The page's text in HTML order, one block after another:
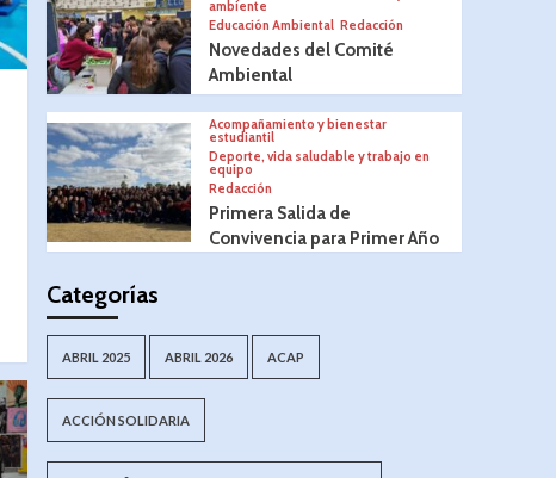
ambiente
Educación Ambiental Redacción
Novedades del Comité
Ambiental
Acompañamiento y bienestar
estudiantil
Deporte, vida saludable y trabajo en
equipo
Redacción
Primera Salida de
Convivencia para Primer Año
Categorías
ABRIL 2025 ABRIL 2026 ACAP
ACCIÓN SOLIDARIA